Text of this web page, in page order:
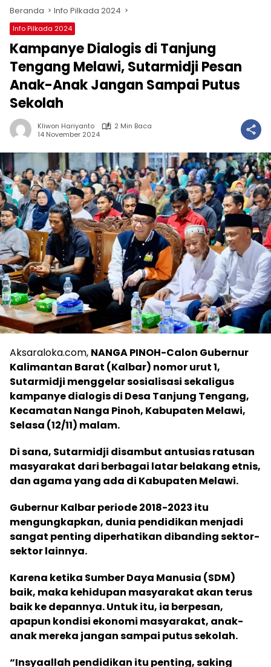
Beranda Info Pilkada 2024
Info Pilkada 2024
Kampanye Dialogis di Tanjung
Tengang Melawi, Sutarmidji Pesan
Anak-Anak Jangan Sampai Putus
Sekolah
Kliwon Hariyanto
2 Min Baca
14 November 2024
Aksaraloka.com, NANGA PINOH-Calon Gubernur
Kalimantan Barat (Kalbar) nomor urut 1,
Sutarmidji menggelar sosialisasi sekaligus
kampanye dialogis di Desa Tanjung Tengang,
Kecamatan Nanga Pinoh, Kabupaten Melawi,
Selasa (12/11) malam.
Di sana, Sutarmidji disambut antusias ratusan
masyarakat dari berbagai latar belakang etnis,
dan agama yang ada di Kabupaten Melawi.
Gubernur Kalbar periode 2018-2023 itu
mengungkapkan, dunia pendidikan menjadi
sangat penting diperhatikan dibanding sektor-
sektor lainnya.
Karena ketika Sumber Daya Manusia (SDM)
baik, maka kehidupan masyarakat akan terus
baik ke depannya. Untuk itu, ia berpesan,
apapun kondisi ekonomi masyarakat, anak-
anak mereka jangan sampai putus sekolah.
“Insyaallah pendidikan itu penting, saking